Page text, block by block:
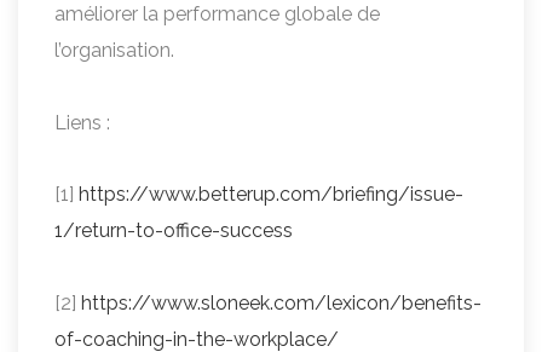
améliorer la performance globale de
l’organisation.
Liens :
[1] https://www.betterup.com/briefing/issue-
1/return-to-office-success
[2] https://www.sloneek.com/lexicon/benefits-
of-coaching-in-the-workplace/